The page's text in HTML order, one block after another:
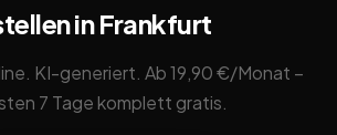
in Frankfurt
KI-generiert. Ab 19,90 €/Monat –
7 Tage komplett gratis.